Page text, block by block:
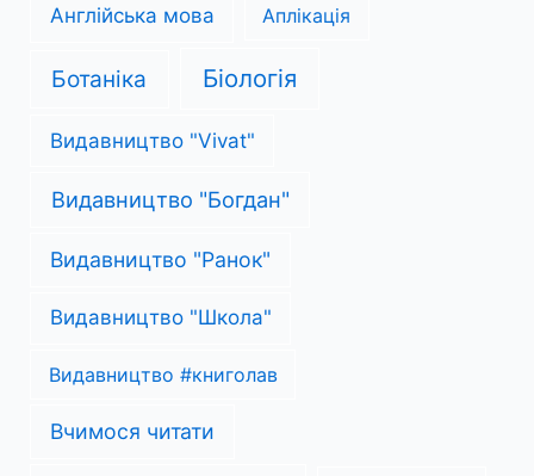
Англійська мова Аплікація
Ботаніка Біологія
Видавництво "Vivat"
Видавництво "Богдан"
Видавництво "Ранок"
Видавництво "Школа"
Видавництво #книголав
Вчимося читати